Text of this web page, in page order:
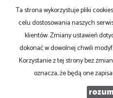
Mieszkaniana sprzedaż
Domyna sprzedaż
Działkina sprzedaż
Lokalena sprzedaż
Hale na sprzedaż
Obiektyna sprzedaż
PROFIT NIERUCHOMOŚCI
Ta strona wykorzystuje pliki
celu dostosowania naszych
klientów. Zmiany ustawień
dokonać w dowolnej chwili
Korzystanie z tej strony bez
oznacza, że będą one